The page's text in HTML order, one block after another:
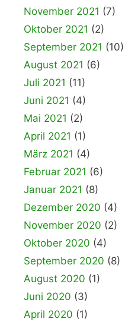
November 2021 (7)
Oktober 2021 (2)
September 2021 (10)
August 2021 (6)
Juli 2021 (11)
Juni 2021 (4)
Mai 2021 (2)
April 2021 (1)
März 2021 (4)
Februar 2021 (6)
Januar 2021 (8)
Dezember 2020 (4)
November 2020 (2)
Oktober 2020 (4)
September 2020 (8)
August 2020 (1)
Juni 2020 (3)
April 2020 (1)